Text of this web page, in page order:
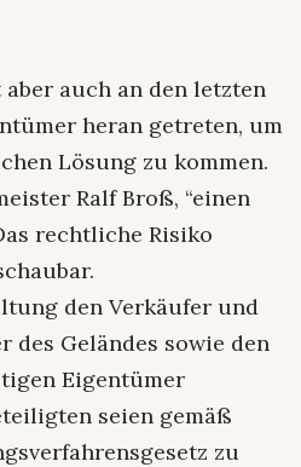
auch an den letzten
heran getreten, um
Lösung zu kommen.
Ralf Broß, “einen
rechtliche Risiko
den Verkäufer und
des Geländes sowie den
Eigentümer
seien gemäß
zu